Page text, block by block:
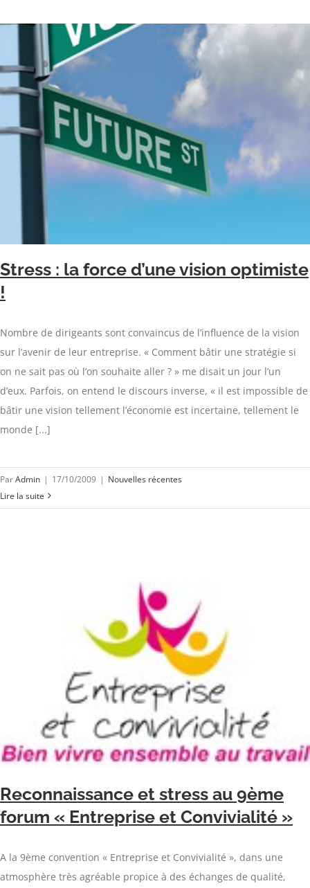
Stress : la force d’une vision optimiste
!
Nombre de dirigeants sont convaincus de l’influence de la vision
sur l’avenir de leur entreprise. « Comment bâtir une stratégie si
on ne sait pas où l’on souhaite aller ? » me disait un jour l’un
d’eux. Parfois, on entend le discours inverse, « il est impossible de
bâtir une vision tellement l’économie est incertaine, tellement le
monde [...]
ParAdmin | 17/10/2009 | Nouvelles récentes
Lire la suite
Reconnaissance et stress au 9ème
forum « Entreprise et Convivialité »
A la 9ème convention « Entreprise et Convivialité », dans une
atmosphère très agréable propice à des échanges de qualité,